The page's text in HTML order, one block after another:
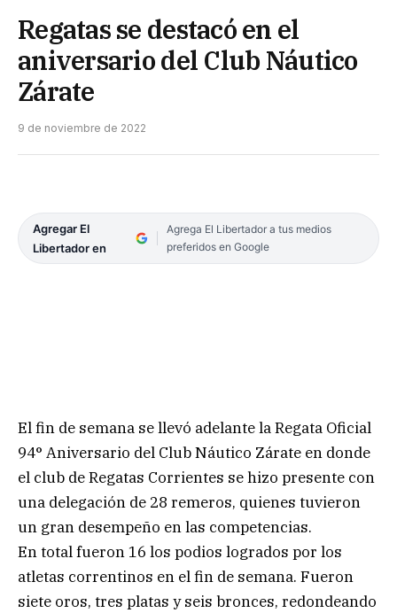
Regatas se destacó en el
aniversario del Club Náutico
Zárate
9 de noviembre de 2022
Agregar El
Libertador en
Agrega El Libertador a tus medios
preferidos en Google
El fin de semana se llevó adelante la Regata Oficial
94° Aniversario del Club Náutico Zárate en donde
el club de Regatas Corrientes se hizo presente con
una delegación de 28 remeros, quienes tuvieron
un gran desempeño en las competencias.
En total fueron 16 los podios logrados por los
atletas correntinos en el fin de semana. Fueron
siete oros, tres platas y seis bronces, redondeando